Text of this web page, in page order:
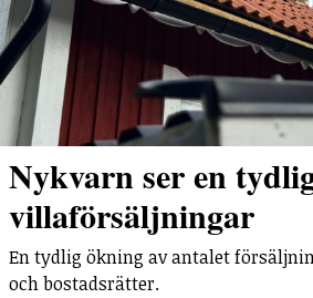
Nykvarn ser en
villaförsäljningar
En tydlig ökning av antalet
och bostadsrätter.